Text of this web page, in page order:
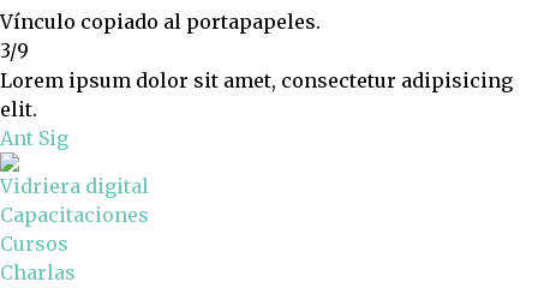
Vínculo copiado al portapapeles.
3/9
Lorem ipsum dolor sit amet, consectetur adipisicing
elit.
Ant Sig
Vidriera digital
Capacitaciones
Cursos
Charlas